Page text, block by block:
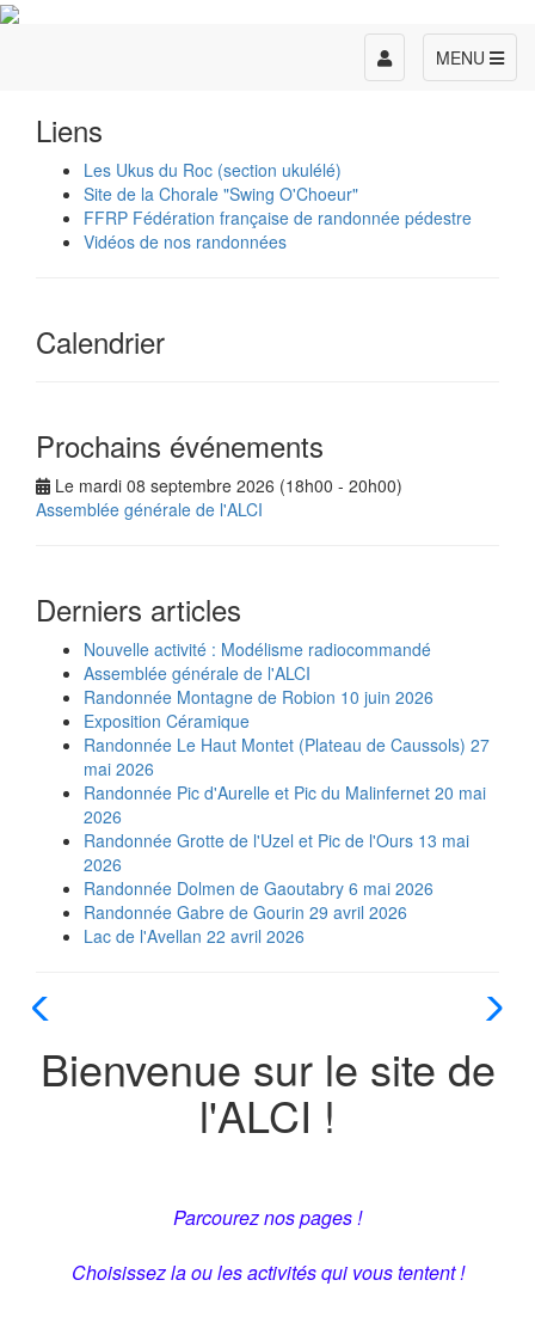
MENU
Toggle
navigation
Liens
Les Ukus du Roc (section ukulélé)
Site de la Chorale "Swing O'Choeur"
FFRP Fédération française de randonnée pédestre
Vidéos de nos randonnées
Calendrier
Prochains événements
Le mardi 08 septembre 2026 (18h00 - 20h00)
Assemblée générale de l'ALCI
Derniers articles
Nouvelle activité : Modélisme radiocommandé
Assemblée générale de l'ALCI
Randonnée Montagne de Robion 10 juin 2026
Exposition Céramique
Randonnée Le Haut Montet (Plateau de Caussols) 27
mai 2026
Randonnée Pic d'Aurelle et Pic du Malinfernet 20 mai
2026
Randonnée Grotte de l'Uzel et Pic de l'Ours 13 mai
2026
Randonnée Dolmen de Gaoutabry 6 mai 2026
Randonnée Gabre de Gourin 29 avril 2026
Lac de l'Avellan 22 avril 2026
Bienvenue sur le site de
l'ALCI !
Parcourez nos pages !
Choisissez la ou les activités qui vous tentent !